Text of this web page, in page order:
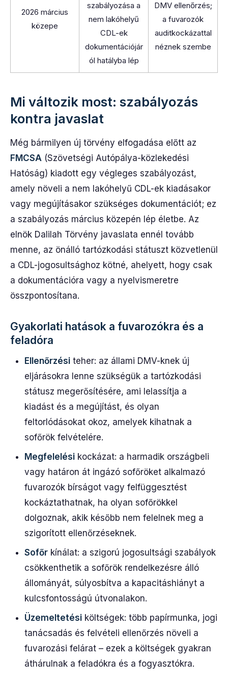
2026 március
közepe
szabályozása a
nem lakóhelyű
CDL-ek
dokumentációjár
ól hatályba lép
DMV ellenőrzés;
a fuvarozók
auditkockázattal
néznek szembe
Mi változik most: szabályozás
kontra javaslat
Még bármilyen új törvény elfogadása előtt az
FMCSA (Szövetségi Autópálya-közlekedési
Hatóság) kiadott egy végleges szabályozást,
amely növeli a nem lakóhelyű CDL-ek kiadásakor
vagy megújításakor szükséges dokumentációt; ez
a szabályozás március közepén lép életbe. Az
elnök Dalilah Törvény javaslata ennél tovább
menne, az önálló tartózkodási státuszt közvetlenül
a CDL-jogosultsághoz kötné, ahelyett, hogy csak
a dokumentációra vagy a nyelvismeretre
összpontosítana.
Gyakorlati hatások a fuvarozókra és a
feladóra
Ellenőrzési teher: az állami DMV-knek új
eljárásokra lenne szükségük a tartózkodási
státusz megerősítésére, ami lelassítja a
kiadást és a megújítást, és olyan
feltorlódásokat okoz, amelyek kihatnak a
sofőrök felvételére.
Megfelelési kockázat: a harmadik országbeli
vagy határon át ingázó sofőröket alkalmazó
fuvarozók bírságot vagy felfüggesztést
kockáztathatnak, ha olyan sofőrökkel
dolgoznak, akik később nem felelnek meg a
szigorított ellenőrzéseknek.
Sofőr kínálat: a szigorú jogosultsági szabályok
csökkenthetik a sofőrök rendelkezésre álló
állományát, súlyosbítva a kapacitáshiányt a
kulcsfontosságú útvonalakon.
Üzemeltetési költségek: több papírmunka, jogi
tanácsadás és felvételi ellenőrzés növeli a
fuvarozási felárat – ezek a költségek gyakran
áthárulnak a feladókra és a fogyasztókra.